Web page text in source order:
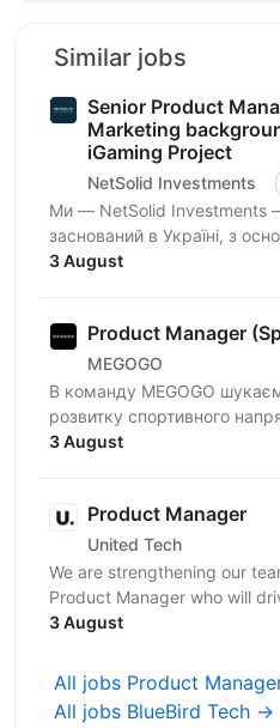
Similar jobs
Senior Product
Marketing
iGaming Project
NetSolid Investments
Ми — NetSolid Investments
заснований в Україні, з
SMART-інвестиції. Ми
3 August
Product Manager
MEGOGO
В команду MEGOGO
розвитку спортивного
ідеальний кандидат має: —
3 August
Product Manager
United Tech
We are strengthening our
Product Manager who will
3 August
All jobs Product
All jobs BlueBird Tech →